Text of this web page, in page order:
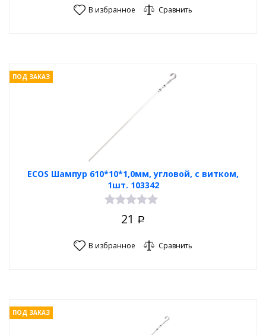
В избранное Сравнить
ECOS Шампур 610*10*1,0мм, угловой, с витком,
1шт. 103342
ПОД ЗАКАЗ
21 Р
В избранное Сравнить
ПОД ЗАКАЗ